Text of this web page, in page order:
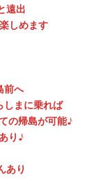
遠出
しめます
前へ
しまに乗れば
の帰島が可能♪
り♪
あり